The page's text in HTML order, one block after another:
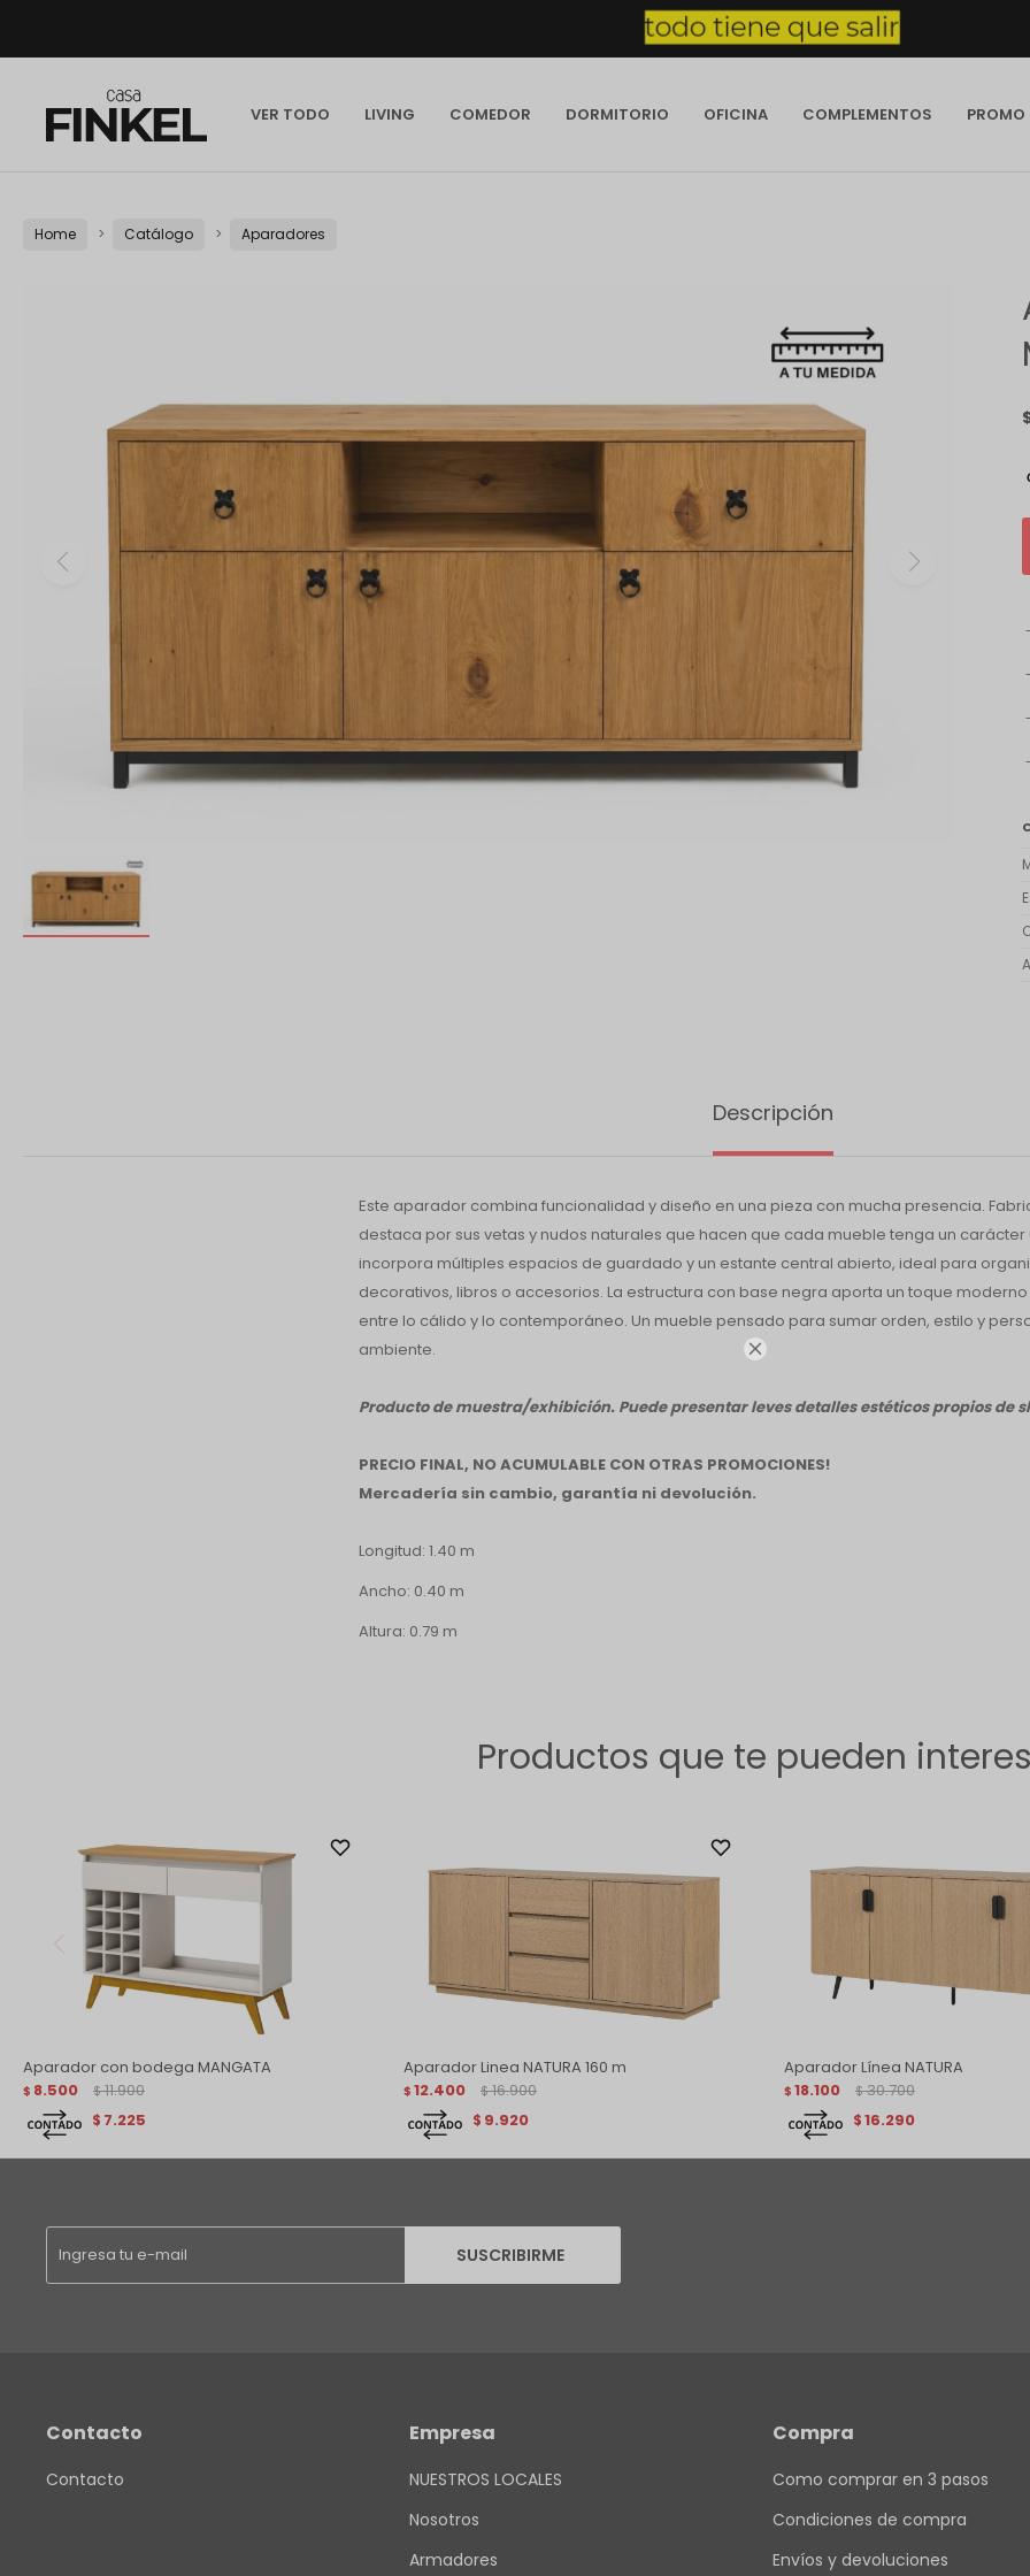

VER TODO LIVING COMEDOR DORMITORIO OFICINA COMPLEMENTOS PROMO
Home Catálogo Aparadores
Descripción
Este aparador combina funcionalidad y diseño en una pieza con mucha presencia.
destaca por sus vetas y nudos naturales que hacen que cada mueble tenga un carácter
incorpora múltiples espacios de guardado y un estante central abierto, ideal para
decorativos, libros o accesorios. La estructura con base negra aporta un toque
entre lo cálido y lo contemporáneo. Un mueble pensado para sumar orden, estilo y
ambiente.
Producto de muestra/exhibición. Puede presentar leves detalles estéticos propios de
PRECIO FINAL, NO ACUMULABLE CON OTRAS PROMOCIONES!
Mercadería sin cambio, garantía ni devolución.
Longitud: 1.40 m
Ancho: 0.40 m
Altura: 0.79 m
Productos que te pueden
Aparador con bodega MANGATA
$ 8.500 $ 11.900
$ 7.225
Aparador Linea NATURA 160 m
$ 12.400 $ 16.900
$ 9.920
Aparador Línea NATURA
$ 18.100 $ 30.700
$16.290
SUSCRIBIRME
Contacto
Contacto
Empresa
NUESTROS LOCALES
Nosotros
Armadores
Compra
Como comprar en 3 pasos
Condiciones de compra
Envíos y devoluciones